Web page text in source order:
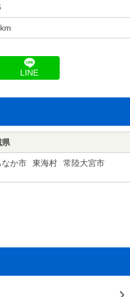
LINE
県
か市 東海村 常陸大宮市